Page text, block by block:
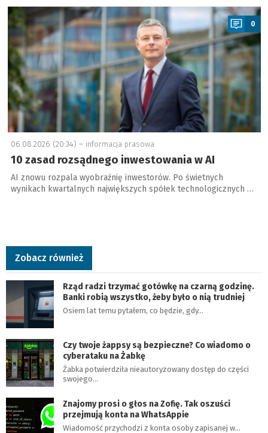
a
0
06.08.2026 (20:34) – informacja prasowa
10 zasad rozsądnego inwestowania w AI
AI znowu rozpala wyobraźnię inwestorów. Po świetnych
wynikach kwartalnych największych spółek technologicznych …
Zobacz również
Rząd radzi trzymać gotówkę na czarną godzinę.
Banki robią wszystko, żeby było o nią trudniej
Osiem lat temu pytałem, co będzie, gdy…
Czy twoje żappsy są bezpieczne? Co wiadomo o
cyberataku na Żabkę
Żabka potwierdziła nieautoryzowany dostęp do części
swojego…
Znajomy prosi o głos na Zofię. Tak oszuści
przejmują konta na WhatsAppie
Wiadomość przychodzi z konta osoby zapisanej w…